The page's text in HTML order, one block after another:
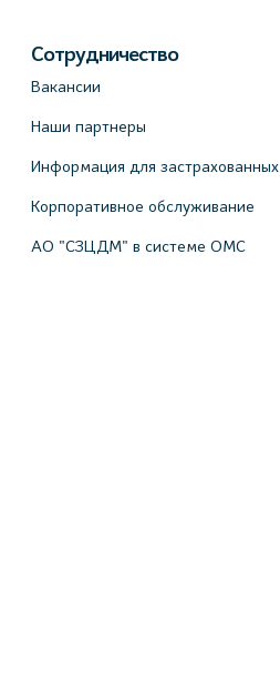
Моисеенко,
Сотрудничество
Вакансии
Наши партнеры
Информация для застрахованных
Корпоративное обслуживание
АО "СЗЦДМ" в системе ОМС